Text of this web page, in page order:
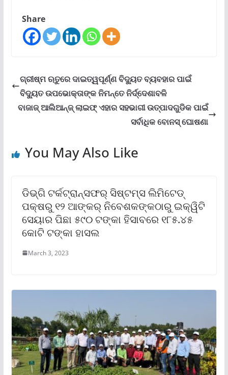
Share
ଗ୍ରୀଷ୍ମ ଋତୁରେ ଦାଇତ୍ୱପୂର୍ଣ୍ଣ ବିଦ୍ୟୁତ ବ୍ୟବହାର ପାଇଁ
ବିଦ୍ୟୁତ ଉପଭୋକ୍ତାଙ୍କ ନିମନ୍ତେ ନିର୍ଦ୍ଦେଶାବଳି
ବାଜାଜ୍ ଆଲିଆନ୍ଜ୍ ଲାଇଫ୍ ଏହାର ସହଭାଗୀ ଉତ୍ପାଦଗୁଡିକ ପାଇଁ
ସର୍ବାଧିକ ବୋନସ୍ ଘୋଷଣା
You May Also Like
ଡିଭ୍‌ଗି ଟର୍କଟ୍ରାନ୍ସଫର୍ ସିଷ୍ଟମ୍‌ସ ଲିମିଟେଡ୍
ପକ୍ଷରୁ ୧୨ ଆଙ୍କର୍ ନିବେଶକଙ୍କଠାରୁ ଇକ୍ୱିଟି
ସେୟାର ପିଛା ୫୯୦ ଟଙ୍କା ହିସାବରେ ୧୮୫.୪୫
କୋଟି ଟଙ୍କା ହାସଲ
March 3, 2023